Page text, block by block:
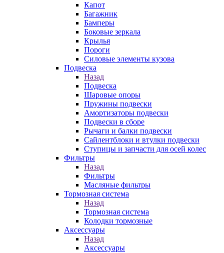
Капот
Багажник
Бамперы
Боковые зеркала
Крылья
Пороги
Силовые элементы кузова
Подвеска
Назад
Подвеска
Шаровые опоры
Пружины подвески
Амортизаторы подвески
Подвески в сборе
Рычаги и балки подвески
Сайлентблоки и втулки подвески
Ступицы и запчасти для осей колес
Фильтры
Назад
Фильтры
Масляные фильтры
Тормозная система
Назад
Тормозная система
Колодки тормозные
Аксессуары
Назад
Аксессуары